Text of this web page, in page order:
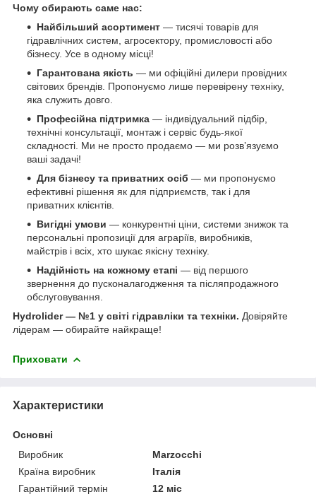
Чому обирають саме нас:
Найбільший асортимент — тисячі товарів для
гідравлічних систем, агросектору, промисловості або
бізнесу. Усе в одному місці!
Гарантована якість — ми офіційні дилери провідних
світових брендів. Пропонуємо лише перевірену техніку,
яка служить довго.
Професійна підтримка — індивідуальний підбір,
технічні консультації, монтаж і сервіс будь-якої
складності. Ми не просто продаємо — ми розв’язуємо
ваші задачі!
Для бізнесу та приватних осіб — ми пропонуємо
ефективні рішення як для підприємств, так і для
приватних клієнтів.
Вигідні умови — конкурентні ціни, системи знижок та
персональні пропозиції для аграріїв, виробників,
майстрів і всіх, хто шукає якісну техніку.
Надійність на кожному етапі — від першого
звернення до пусконалагодження та післяпродажного
обслуговування.
Hydrolider — №1 у світі гідравліки та техніки. Довіряйте
лідерам — обирайте найкраще!
Приховати
Характеристики
Основні
Виробник
Marzocchi
Країна виробник
Італія
Гарантійний термін
12 міс